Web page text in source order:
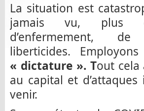
La situation est
jamais vu, plus
d’enfermement, de
liberticides.
« dictature ». Tout cela
au capital et
venir.